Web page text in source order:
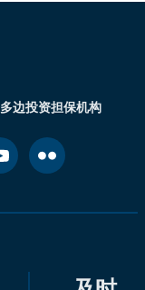
多边投资担保机构